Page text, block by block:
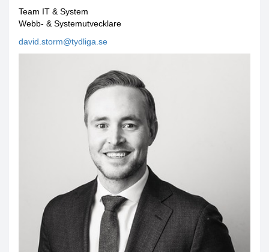
Team IT & System
Webb- & Systemutvecklare
david.storm@tydliga.se